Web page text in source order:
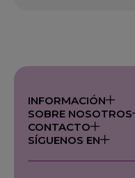
INFORMACIÓN
SOBRE NOSOTROS
CONTACTO
SÍGUENOS EN